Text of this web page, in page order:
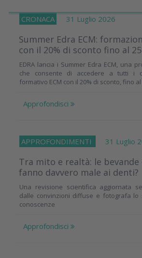
CRONACA 31 Luglio 2026
Summer Edra ECM:
con il 20% di sconto fino al
EDRA lancia i Summer Edra ECM, una
che consente di accedere a tutti i
formativo ECM con il 20% di sconto, fino
Approfondisci
APPROFONDIMENTI 31 Luglio
Tra mito e realtà: le
fanno davvero male ai denti?
Una revisione scientifica aggiornata
dalle convinzioni diffuse e fotografa lo
conoscenze
Approfondisci